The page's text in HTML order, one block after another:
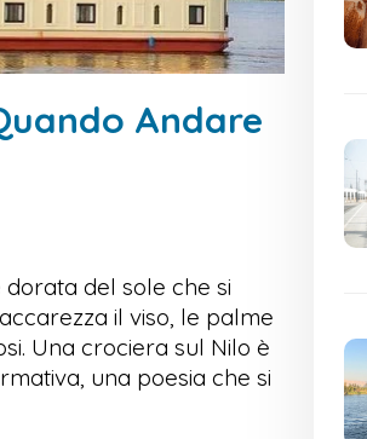
Andare
del sole che si
il viso, le palme
Una crociera sul Nilo è
una poesia che si